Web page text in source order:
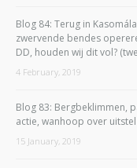
Blog 84: Terug in
zwervende bendes
DD, houden wij dit vol?
4 February, 2019
Blog 83: Bergbeklimmen,
actie, wanhoop over
15 January, 2019